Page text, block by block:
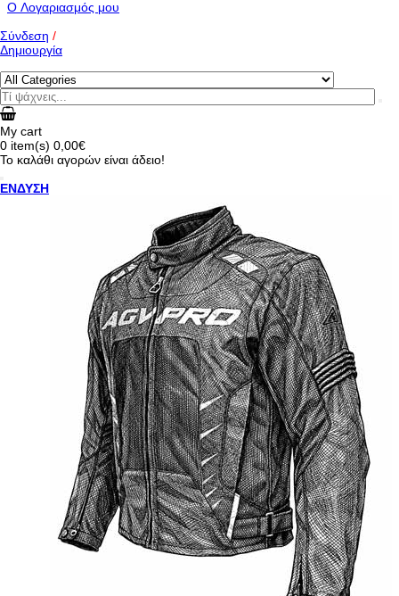
O Λογαριασμός μου
Σύνδεση /
Δημιουργία
My cart
0 item(s) 0,00€
Το καλάθι αγορών είναι άδειο!
ΕΝΔΥΣΗ